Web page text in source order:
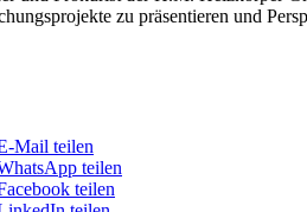
zu präsentieren und
Mail teilen
teilen
teilen